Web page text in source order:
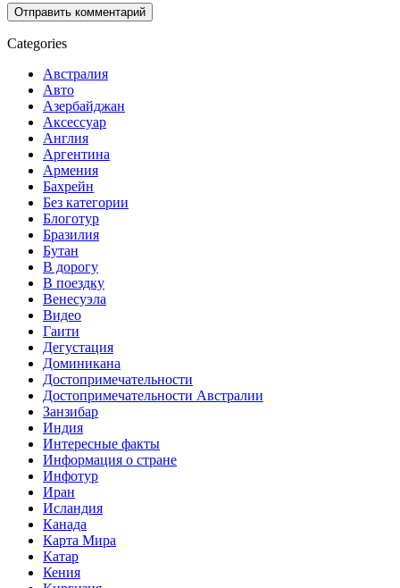
Categories
Австралия
Авто
Азербайджан
Аксессуар
Англия
Аргентина
Армения
Бахрейн
Без категории
Блоготур
Бразилия
Бутан
В дорогу
В поездку
Венесуэла
Видео
Гаити
Дегустация
Доминикана
Достопримечательности
Достопримечательности Австралии
Занзибар
Индия
Интересные факты
Информация о стране
Инфотур
Иран
Исландия
Канада
Карта Мира
Катар
Кения